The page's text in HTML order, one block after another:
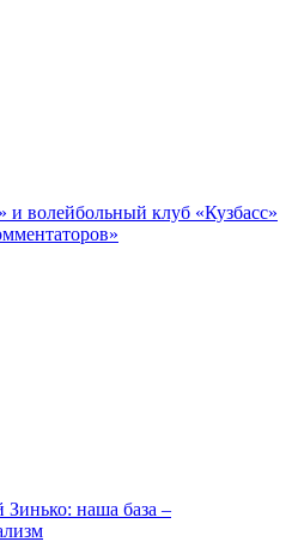
и волейбольный клуб «Кузбасс»
наша база –